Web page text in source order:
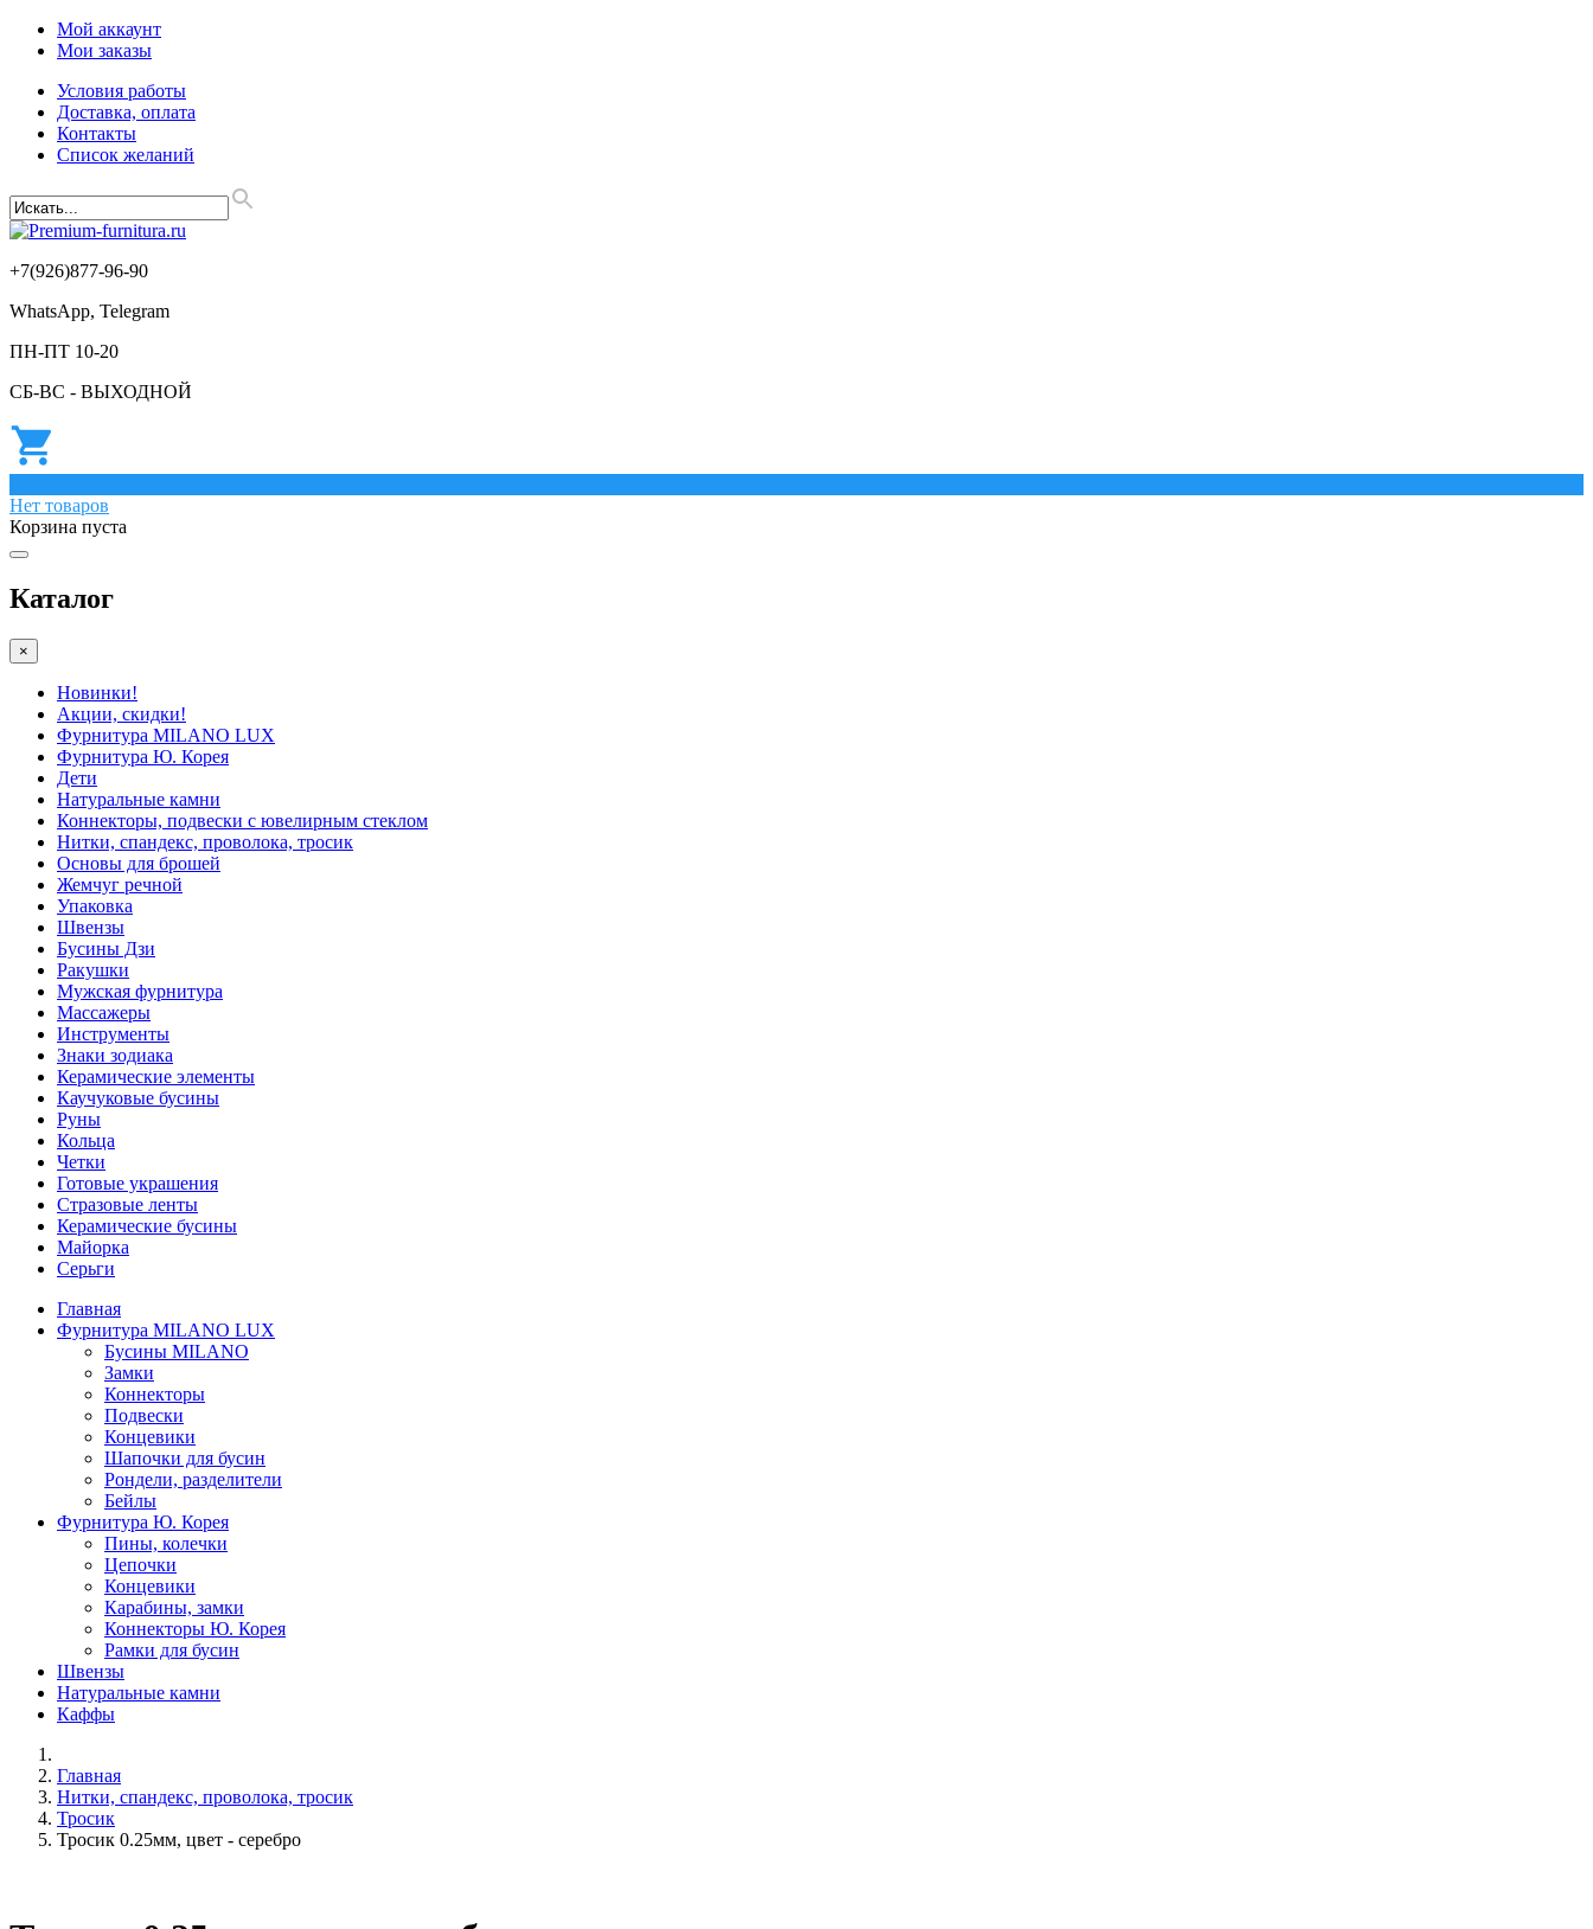
Мой аккаунт
Мои заказы
Условия работы
Доставка, оплата
Контакты
Список желаний
+7(926)877-96-90
WhatsApp, Telegram
ПН-ПТ 10-20
СБ-ВС - ВЫХОДНОЙ
Нет товаров
Корзина пуста
Каталог
×
Новинки!
Акции, скидки!
Фурнитура MILANO LUX
Фурнитура Ю. Корея
Дети
Натуральные камни
Коннекторы, подвески с ювелирным стеклом
Нитки, спандекс, проволока, тросик
Основы для брошей
Жемчуг речной
Упаковка
Швензы
Бусины Дзи
Ракушки
Мужская фурнитура
Массажеры
Инструменты
Знаки зодиака
Керамические элементы
Каучуковые бусины
Руны
Кольца
Четки
Готовые украшения
Стразовые ленты
Керамические бусины
Майорка
Серьги
Главная
Фурнитура MILANO LUX
Бусины MILANO
Замки
Коннекторы
Подвески
Концевики
Шапочки для бусин
Рондели, разделители
Бейлы
Фурнитура Ю. Корея
Пины, колечки
Цепочки
Концевики
Карабины, замки
Коннекторы Ю. Корея
Рамки для бусин
Швензы
Натуральные камни
Каффы
Главная
Нитки, спандекс, проволока, тросик
Тросик
Тросик 0.25мм, цвет - серебро